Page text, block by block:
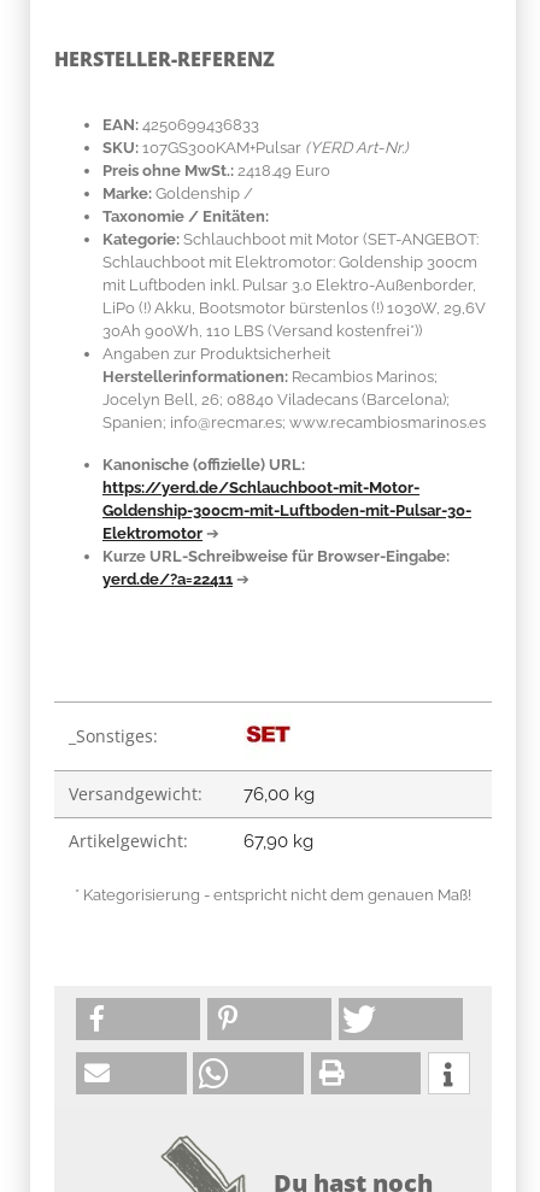
HERSTELLER-REFERENZ
EAN: 4250699436833
SKU: 107GS300KAM+Pulsar (YERD Art-Nr.)
Preis ohne MwSt.: 2418.49 Euro
Marke: Goldenship /
Taxonomie / Enitäten:
Kategorie: Schlauchboot mit Motor (SET-ANGEBOT:
Schlauchboot mit Elektromotor: Goldenship 300cm
mit Luftboden inkl. Pulsar 3.0 Elektro-Außenborder,
LiPo (!) Akku, Bootsmotor bürstenlos (!) 1030W, 29,6V
30Ah 900Wh, 110 LBS (Versand kostenfrei*))
Angaben zur Produktsicherheit
Herstellerinformationen: Recambios Marinos;
Jocelyn Bell, 26; 08840 Viladecans (Barcelona);
Spanien; info@recmar.es; www.recambiosmarinos.es
Kanonische (offizielle) URL:
https://yerd.de/Schlauchboot-mit-Motor-
Goldenship-300cm-mit-Luftboden-mit-Pulsar-30-
Elektromotor ➔
Kurze URL-Schreibweise für Browser-Eingabe:
yerd.de/?a=22411 ➔
Produkteigenschaft
_Sonstiges:
Versandgewicht: 76,00 kg
Artikelgewicht: 67,90 kg
* Kategorisierung - entspricht nicht dem genauen Maß!
Du hast noch